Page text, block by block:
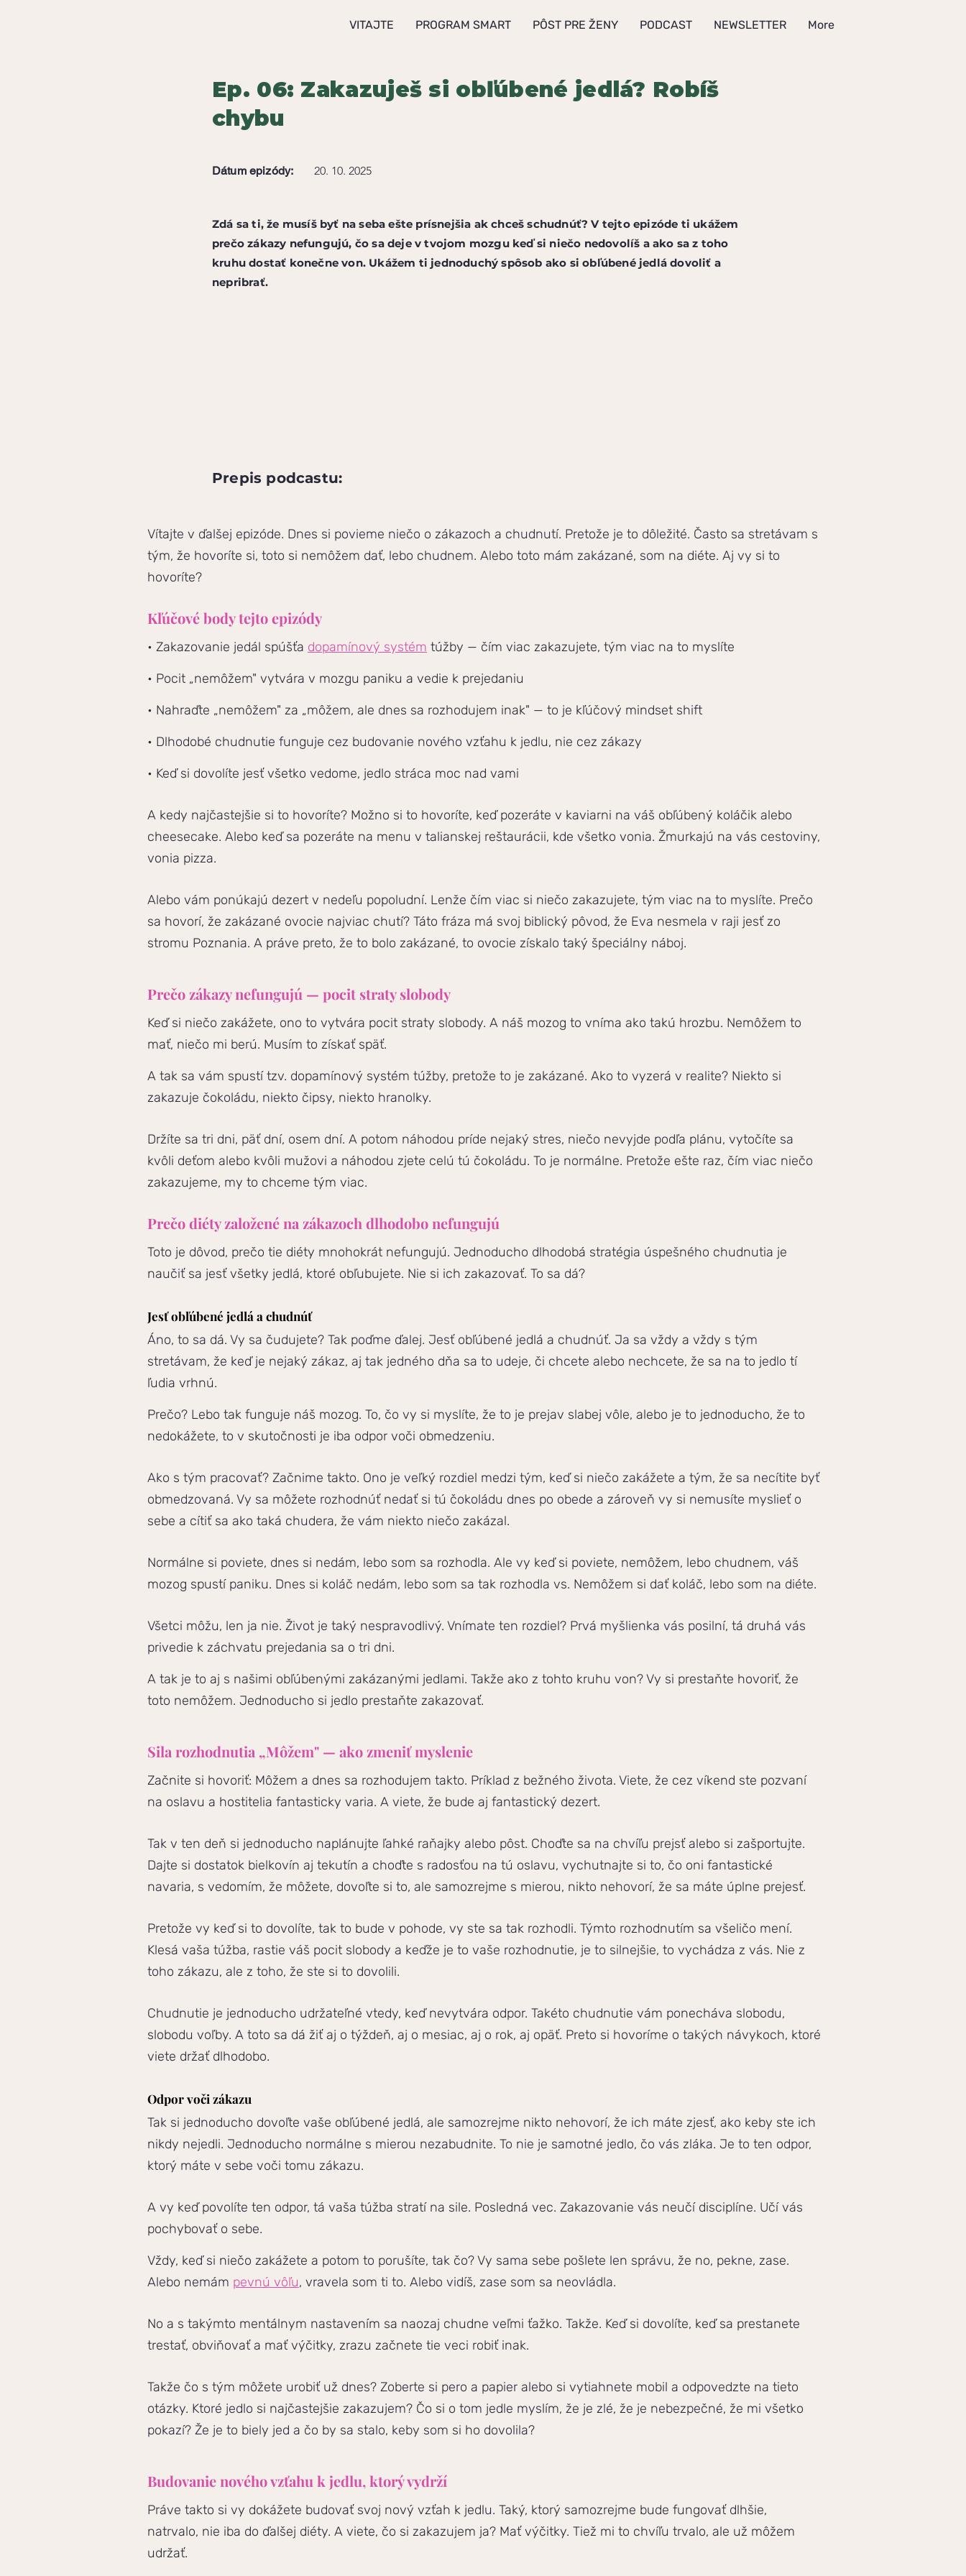
VITAJTE PROGRAM SMART PÔST PRE ŽENY PODCAST NEWSLETTER More
Ep. 06: Zakazuješ si obľúbené jedlá? Robíš
chybu
Dátum epizódy: 20. 10. 2025
Zdá sa ti, že musíš byť na seba ešte prísnejšia ak chceš schudnúť? V tejto epizóde ti ukážem
prečo zákazy nefungujú, čo sa deje v tvojom mozgu keď si niečo nedovolíš a ako sa z toho
kruhu dostať konečne von. Ukážem ti jednoduchý spôsob ako si obľúbené jedlá dovoliť a
nepribrať.
Prepis podcastu:
Vítajte v ďalšej epizóde. Dnes si povieme niečo o zákazoch a chudnutí. Pretože je to dôležité. Často sa stretávam s
tým, že hovoríte si, toto si nemôžem dať, lebo chudnem. Alebo toto mám zakázané, som na diéte. Aj vy si to
hovoríte?
Kľúčové body tejto epizódy
• Zakazovanie jedál spúšťa dopamínový systém túžby — čím viac zakazujete, tým viac na to myslíte
• Pocit „nemôžem" vytvára v mozgu paniku a vedie k prejedaniu
• Nahraďte „nemôžem" za „môžem, ale dnes sa rozhodujem inak" — to je kľúčový mindset shift
• Dlhodobé chudnutie funguje cez budovanie nového vzťahu k jedlu, nie cez zákazy
• Keď si dovolíte jesť všetko vedome, jedlo stráca moc nad vami
A kedy najčastejšie si to hovoríte? Možno si to hovoríte, keď pozeráte v kaviarni na váš obľúbený koláčik alebo
cheesecake. Alebo keď sa pozeráte na menu v talianskej reštaurácii, kde všetko vonia. Žmurkajú na vás cestoviny,
vonia pizza.
Alebo vám ponúkajú dezert v nedeľu popoludní. Lenže čím viac si niečo zakazujete, tým viac na to myslíte. Prečo
sa hovorí, že zakázané ovocie najviac chutí? Táto fráza má svoj biblický pôvod, že Eva nesmela v raji jesť zo
stromu Poznania. A práve preto, že to bolo zakázané, to ovocie získalo taký špeciálny náboj.
Prečo zákazy nefungujú — pocit straty slobody
Keď si niečo zakážete, ono to vytvára pocit straty slobody. A náš mozog to vníma ako takú hrozbu. Nemôžem to
mať, niečo mi berú. Musím to získať späť.
A tak sa vám spustí tzv. dopamínový systém túžby, pretože to je zakázané. Ako to vyzerá v realite? Niekto si
zakazuje čokoládu, niekto čipsy, niekto hranolky.
Držíte sa tri dni, päť dní, osem dní. A potom náhodou príde nejaký stres, niečo nevyjde podľa plánu, vytočíte sa
kvôli deťom alebo kvôli mužovi a náhodou zjete celú tú čokoládu. To je normálne. Pretože ešte raz, čím viac niečo
zakazujeme, my to chceme tým viac.
Prečo diéty založené na zákazoch dlhodobo nefungujú
Toto je dôvod, prečo tie diéty mnohokrát nefungujú. Jednoducho dlhodobá stratégia úspešného chudnutia je
naučiť sa jesť všetky jedlá, ktoré obľubujete. Nie si ich zakazovať. To sa dá?
Jesť obľúbené jedlá a chudnúť
Áno, to sa dá. Vy sa čudujete? Tak poďme ďalej. Jesť obľúbené jedlá a chudnúť. Ja sa vždy a vždy s tým
stretávam, že keď je nejaký zákaz, aj tak jedného dňa sa to udeje, či chcete alebo nechcete, že sa na to jedlo tí
ľudia vrhnú.
Prečo? Lebo tak funguje náš mozog. To, čo vy si myslíte, že to je prejav slabej vôle, alebo je to jednoducho, že to
nedokážete, to v skutočnosti je iba odpor voči obmedzeniu.
Ako s tým pracovať? Začnime takto. Ono je veľký rozdiel medzi tým, keď si niečo zakážete a tým, že sa necítite byť
obmedzovaná. Vy sa môžete rozhodnúť nedať si tú čokoládu dnes po obede a zároveň vy si nemusíte myslieť o
sebe a cítiť sa ako taká chudera, že vám niekto niečo zakázal.
Normálne si poviete, dnes si nedám, lebo som sa rozhodla. Ale vy keď si poviete, nemôžem, lebo chudnem, váš
mozog spustí paniku. Dnes si koláč nedám, lebo som sa tak rozhodla vs. Nemôžem si dať koláč, lebo som na diéte.
Všetci môžu, len ja nie. Život je taký nespravodlivý. Vnímate ten rozdiel? Prvá myšlienka vás posilní, tá druhá vás
privedie k záchvatu prejedania sa o tri dni.
A tak je to aj s našimi obľúbenými zakázanými jedlami. Takže ako z tohto kruhu von? Vy si prestaňte hovoriť, že
toto nemôžem. Jednoducho si jedlo prestaňte zakazovať.
Sila rozhodnutia „Môžem" — ako zmeniť myslenie
Začnite si hovoriť: Môžem a dnes sa rozhodujem takto. Príklad z bežného života. Viete, že cez víkend ste pozvaní
na oslavu a hostitelia fantasticky varia. A viete, že bude aj fantastický dezert.
Tak v ten deň si jednoducho naplánujte ľahké raňajky alebo pôst. Choďte sa na chvíľu prejsť alebo si zašportujte.
Dajte si dostatok bielkovín aj tekutín a choďte s radosťou na tú oslavu, vychutnajte si to, čo oni fantastické
navaria, s vedomím, že môžete, dovoľte si to, ale samozrejme s mierou, nikto nehovorí, že sa máte úplne prejesť.
Pretože vy keď si to dovolíte, tak to bude v pohode, vy ste sa tak rozhodli. Týmto rozhodnutím sa všeličo mení.
Klesá vaša túžba, rastie váš pocit slobody a keďže je to vaše rozhodnutie, je to silnejšie, to vychádza z vás. Nie z
toho zákazu, ale z toho, že ste si to dovolili.
Chudnutie je jednoducho udržateľné vtedy, keď nevytvára odpor. Takéto chudnutie vám ponecháva slobodu,
slobodu voľby. A toto sa dá žiť aj o týždeň, aj o mesiac, aj o rok, aj opäť. Preto si hovoríme o takých návykoch, ktoré
viete držať dlhodobo.
Odpor voči zákazu
Tak si jednoducho dovoľte vaše obľúbené jedlá, ale samozrejme nikto nehovorí, že ich máte zjesť, ako keby ste ich
nikdy nejedli. Jednoducho normálne s mierou nezabudnite. To nie je samotné jedlo, čo vás zláka. Je to ten odpor,
ktorý máte v sebe voči tomu zákazu.
A vy keď povolíte ten odpor, tá vaša túžba stratí na sile. Posledná vec. Zakazovanie vás neučí disciplíne. Učí vás
pochybovať o sebe.
Vždy, keď si niečo zakážete a potom to porušíte, tak čo? Vy sama sebe pošlete len správu, že no, pekne, zase.
Alebo nemám pevnú vôľu, vravela som ti to. Alebo vidíš, zase som sa neovládla.
No a s takýmto mentálnym nastavením sa naozaj chudne veľmi ťažko. Takže. Keď si dovolíte, keď sa prestanete
trestať, obviňovať a mať výčitky, zrazu začnete tie veci robiť inak.
Takže čo s tým môžete urobiť už dnes? Zoberte si pero a papier alebo si vytiahnete mobil a odpovedzte na tieto
otázky. Ktoré jedlo si najčastejšie zakazujem? Čo si o tom jedle myslím, že je zlé, že je nebezpečné, že mi všetko
pokazí? Že je to biely jed a čo by sa stalo, keby som si ho dovolila?
Budovanie nového vzťahu k jedlu, ktorý vydrží
Práve takto si vy dokážete budovať svoj nový vzťah k jedlu. Taký, ktorý samozrejme bude fungovať dlhšie,
natrvalo, nie iba do ďalšej diéty. A viete, čo si zakazujem ja? Mať výčitky. Tiež mi to chvíľu trvalo, ale už môžem
udržať.